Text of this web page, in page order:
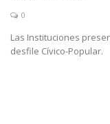
0
Las Instituciones
desfile Cívico-Popular.